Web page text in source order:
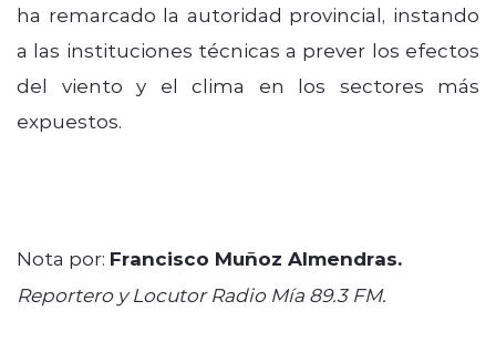
ha remarcado la autoridad provincial, instando
a las instituciones técnicas a prever los efectos
del viento y el clima en los sectores más
expuestos.
Nota por: Francisco Muñoz Almendras.
Reportero y Locutor Radio Mía 89.3 FM.